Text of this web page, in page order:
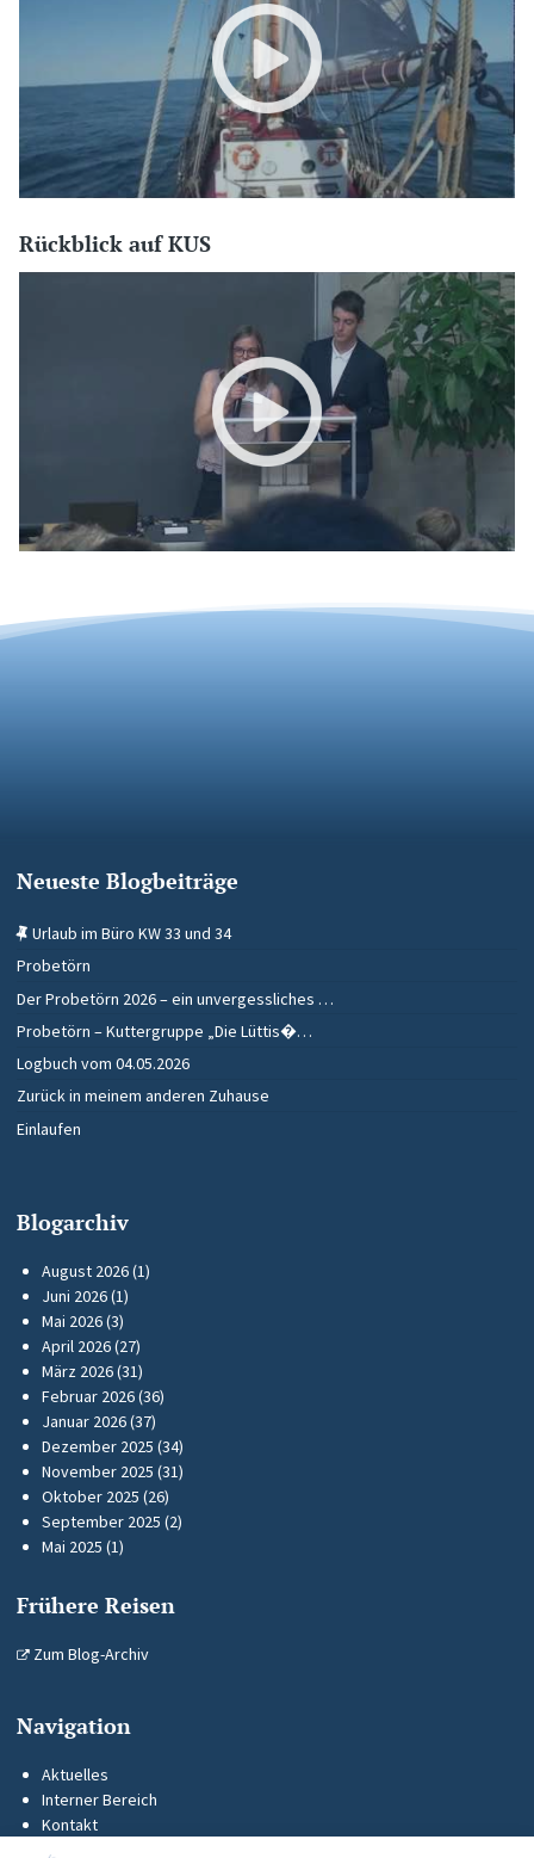
Rückblick auf KUS
Neueste Blogbeiträge
Urlaub im Büro KW 33 und 34
Probetörn
Der Probetörn 2026 – ein unvergessliches …
Probetörn – Kuttergruppe „Die Lüttis�…
Logbuch vom 04.05.2026
Zurück in meinem anderen Zuhause
Einlaufen
Blogarchiv
August 2026(1)
Juni 2026(1)
Mai 2026(3)
April 2026(27)
März 2026(31)
Februar 2026(36)
Januar 2026(37)
Dezember 2025 (34)
November 2025 (31)
Oktober 2025 (26)
September 2025 (2)
Mai 2025 (1)
Frühere Reisen
Zum Blog-Archiv
Navigation
Aktuelles
Interner Bereich
Kontakt
KUS-Flyer